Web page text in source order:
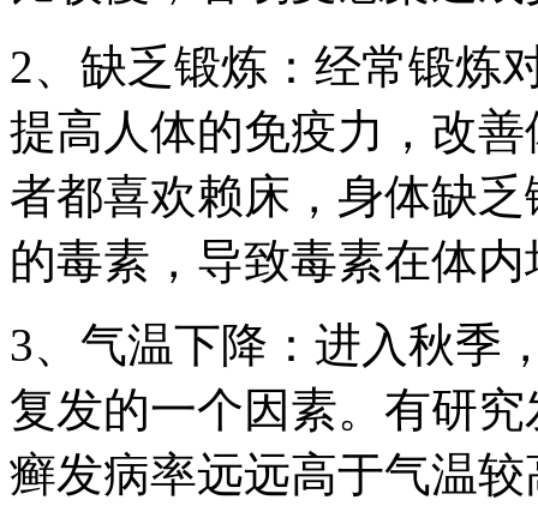
2、缺乏锻炼：经常锻炼
提高人体的免疫力，改
者都喜欢赖床，身体缺
的毒素，导致毒素在体
3、气温下降：进入秋季
复发的一个因素。有研
癣发病率远远高于气温